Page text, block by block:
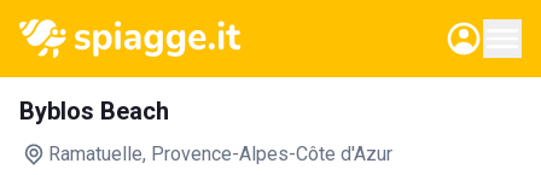
Byblos Beach
Ramatuelle, Provence-Alpes-Côte d'Azur